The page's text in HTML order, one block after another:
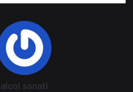
alcol sanati